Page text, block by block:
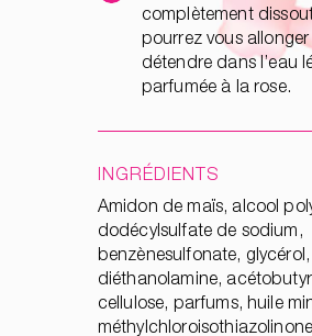
complètement
pourrez vous allonger
détendre dans l’eau
parfumée à la rose.
INGRÉDIENTS
Amidon de maïs, alcool
dodécylsulfate de sodium,
benzènesulfonate,
diéthanolamine,
cellulose, parfums, huile
méthylchloroisothiazolinone